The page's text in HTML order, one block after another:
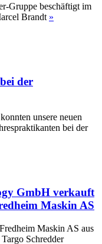
Gruppe beschäftigt im
Brandt »
der
unsere neuen
bei der
GmbH verkauft
Maskin AS
Maskin AS aus
Schredder